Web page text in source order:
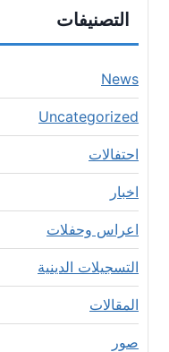
التصنيفات
News
Uncategorized
احتفالات
اخبار
اعراس وحفلات
التسجيلات الدينية
المقالات
صور